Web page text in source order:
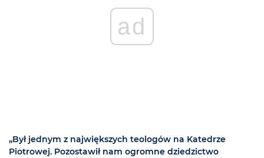
ad
„Był jednym z największych teologów na Katedrze
Piotrowej. Pozostawił nam ogromne dziedzictwo